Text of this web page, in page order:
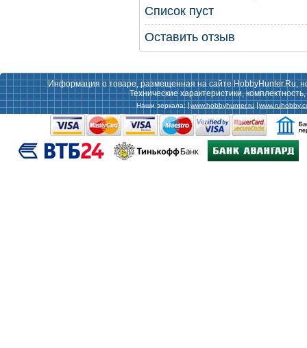
Список пуст
Оставить отзыв
Информация о товаре, размещенная на сайте HobbyHunter.Ru,
Технические характеристики,
Наши зеркала: www.hobbyhunter.ru